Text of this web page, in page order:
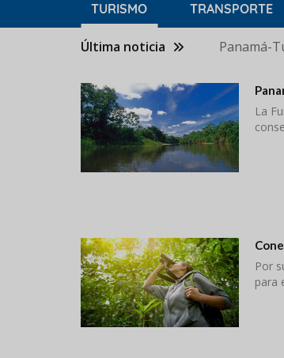
TURISMO TRANSPORTE
Última noticia Panamá-
La
Por
para